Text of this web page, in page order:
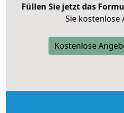
Füllen Sie jetzt das
Sie kostenlose
Kostenlose